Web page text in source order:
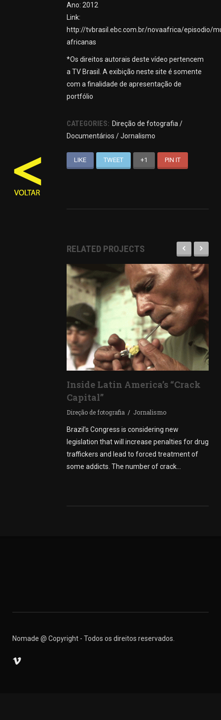
Ano: 2012
Link:
http://tvbrasil.ebc.com.br/novaafrica/episodio/
africanas
*Os direitos autorais deste vídeo pertencem
a TV Brasil. A exibição neste site é somente
com a finalidade de apresentação de
portfólio
CATEGORIES: Direção de fotografia /
Documentários / Jornalismo
LIKE TWEET +1 PIN IT
RELATED PROJECTS
Inside Latin America’s “Crack
Capital”
Direção de fotografia Jornalismo
Brazil’s Congress is considering new
legislation that will increase penalties for drug
traffickers and lead to forced treatment of
some addicts. The number of crack…
Nomade @ Copyright - Todos os direitos reservados.